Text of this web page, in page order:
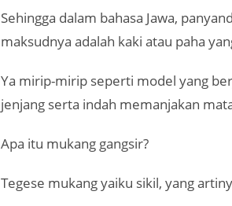
Sehingga dalam bahasa Jawa,
maksudnya adalah kaki atau paha
Ya mirip-mirip seperti model yang
jenjang serta indah memanjakan
Apa itu mukang gangsir?
Tegese mukang yaiku sikil, yang